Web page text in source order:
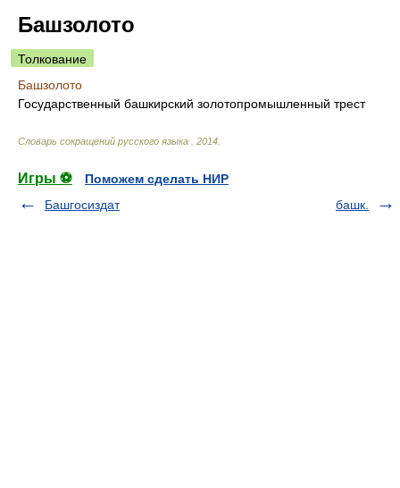
Башзолото
Толкование
Башзолото
Государственный башкирский золотопромышленный трест
Словарь сокращений русского языка 2014
Игры ⚽
Поможем сделать НИР
Башгосиздат
башк.